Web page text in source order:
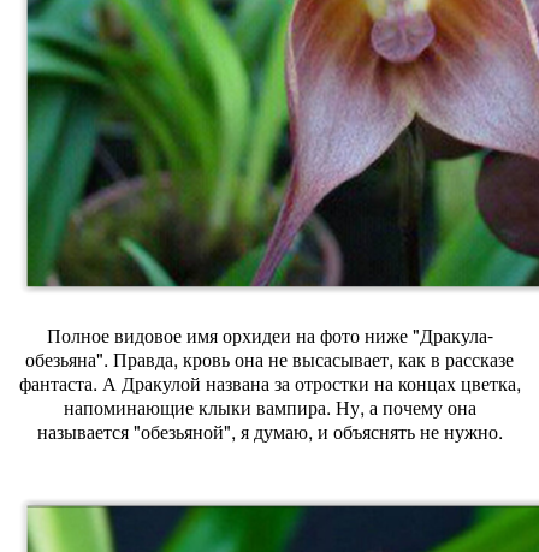
Полное видовое имя орхидеи на фото ниже "Дракула-
обезьяна". Правда, кровь она не высасывает, как в рассказе
фантаста. А Дракулой названа за отростки на концах цветка,
напоминающие клыки вампира. Ну, а почему она
называется "обезьяной", я думаю, и объяснять не нужно.